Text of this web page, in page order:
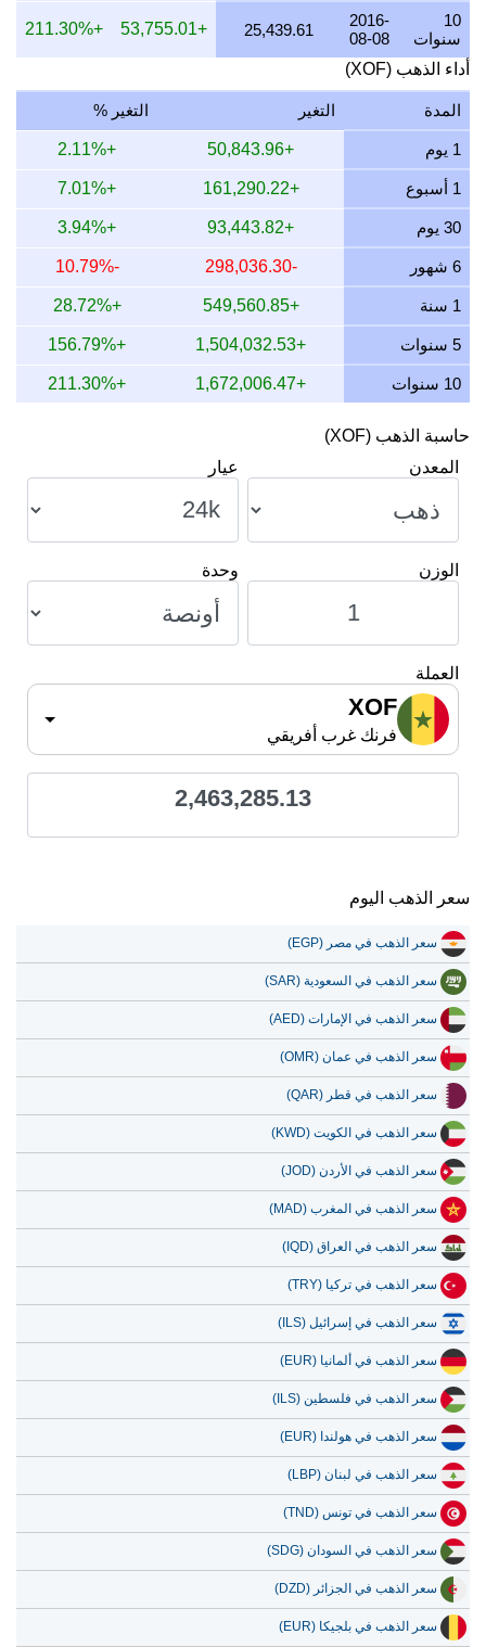
18 يوليو 2026
17 يوليو 2026
16 يوليو 2026 55,099.89
67,295.34
73,466.52
15 يوليو 2026 56,038.89
68,442.17
74,718.52
14 يوليو 2026
13 يوليو 2026
12 يوليو 2026
11 يوليو 2026
10 يوليو 2026
10
سنوات
2016-
08-08
25,439.61
+53,755.01
+211.30%
أداء الذهب (XOF)
المدة التغير التغير %
1 يوم +50,843.96
+2.11%
1 أسبوع +161,290.22
+7.01%
30 يوم +93,443.82
+3.94%
6 شهور -298,036.30
-10.79%
1 سنة +549,560.85
+28.72%
5 سنوات +1,504,032.53
+156.79%
10 سنوات +1,672,006.47
+211.30%
حاسبة الذهب (XOF)
المعدن
عيار
الوزن وحدة
العملة
XOF
فرنك غرب أفريقي
2,463,285.13
سعر الذهب اليوم
سعر الذهب في مصر (EGP)
سعر الذهب في السعودية (SAR)
سعر الذهب في الإمارات (AED)
سعر الذهب في عمان (OMR)
سعر الذهب في قطر (QAR)
سعر الذهب في الكويت (KWD)
سعر الذهب في الأردن (JOD)
سعر الذهب في المغرب (MAD)
سعر الذهب في العراق (IQD)
سعر الذهب في تركيا (TRY)
سعر الذهب في إسرائيل (ILS)
سعر الذهب في ألمانيا (EUR)
سعر الذهب في فلسطين (ILS)
سعر الذهب في هولندا (EUR)
سعر الذهب في لبنان (LBP)
سعر الذهب في تونس (TND)
سعر الذهب في السودان (SDG)
سعر الذهب في الجزائر (DZD)
سعر الذهب في بلجيكا (EUR)